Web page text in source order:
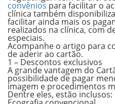
convênios para facilitar o
clínica também
facilitar ainda mais os
realizados na clínica, com
especiais.
Acompanhe o artigo para
de aderir ao cartão.
1 – Descontos exclusivos
A grande vantagem do
possibilidade de pagar
imagem e procedimentos
Dentre eles, estão inclusos: